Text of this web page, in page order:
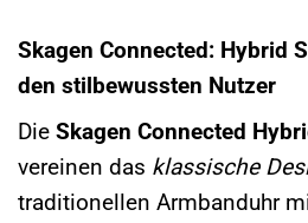
Skagen Connected: Hybrid
den stilbewussten Nutzer
Die Skagen Connected
vereinen das klassische
traditionellen Armbanduhr